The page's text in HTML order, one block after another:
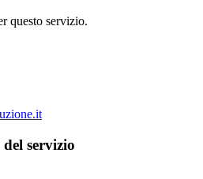
questo servizio.
servizio